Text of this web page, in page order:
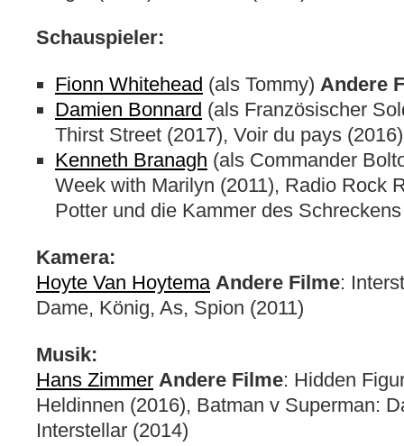
Schauspieler:
Fionn Whitehead (als Tommy) Andere
Damien Bonnard (als Französischer
Thirst Street (2017), Voir du pays
Kenneth Branagh (als Commander
Week with Marilyn (2011), Radio Rock
Potter und die Kammer des
Kamera:
Hoyte Van Hoytema Andere Filme:
Dame, König, As, Spion (2011)
Musik:
Hans Zimmer Andere Filme: Hidden
Heldinnen (2016), Batman v Superman:
Interstellar (2014)